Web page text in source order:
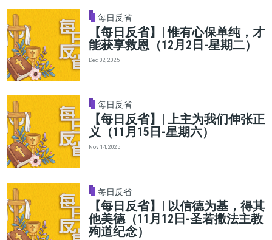
每日反省
【每日反省】| 惟有心保单纯，才
能获享救恩（12月2日-星期二）
Dec 02, 2025
每日反省
【每日反省】| 上主为我们伸张正
义（11月15日-星期六）
Nov 14, 2025
每日反省
【每日反省】| 以信德为基，得其
他美德（11月12日-圣若撒法主教
殉道纪念）